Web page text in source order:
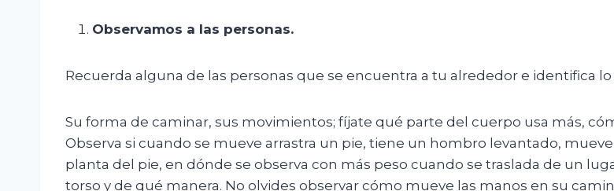
Observamos a las personas.
Recuerda alguna de las personas que se encuentra a tu alrededor e identifica
Su forma de caminar, sus movimientos; fíjate qué parte del cuerpo usa más,
Observa si cuando se mueve arrastra un pie, tiene un hombro levantado,
planta del pie, en dónde se observa con más peso cuando se traslada de un
torso y de qué manera. No olvides observar cómo mueve las manos en su